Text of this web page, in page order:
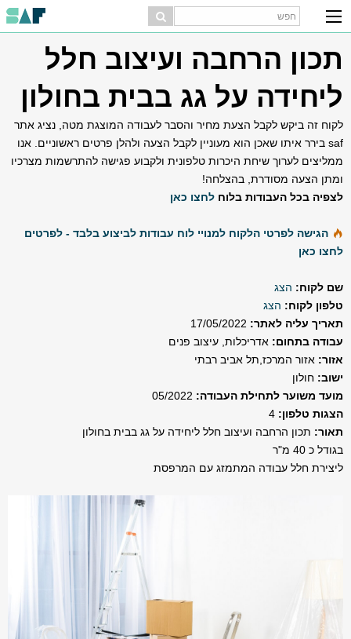
תכון הרחבה ועיצוב חלל
ליחידה על גג בבית בחולון
לקוח זה ביקש לקבל הצעת מחיר והסבר לעבודה המוצגת מטה, נציג אתר
saf בירר איתו שאכן הוא מעוניין לקבל הצעה ולהלן פרטים ראשוניים. אנו
ממליצים לערוך שיחת היכרות טלפונית ולקבוע פגישה להתרשמות מצרכיו
ומתן הצעה מסודרת, בהצלחה!
לצפיה בכל העבודות בלוח לחצו כאן
הגישה לפרטי הלקוח למנויי לוח עבודות לביצוע בלבד - לפרטים
לחצו כאן
שם לקוח: הצג
טלפון לקוח: הצג
תאריך עליה לאתר:
עבודה בתחום: אדריכלות, עיצוב פנים
אזור: אזור המרכז,תל אביב רבתי
ישוב: חולון
מועד משוער לתחילת העבודה:
הצגות טלפון: 4
תאור: תכון הרחבה ועיצוב חלל ליחידה על גג בבית בחולון
בגודל כ 40 מ"ר
ליצירת חלל עבודה המתמזג עם המרפסת